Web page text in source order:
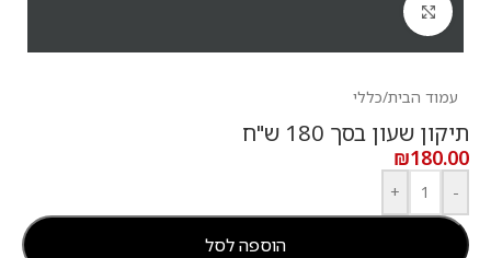
עמוד הבית/כללי
תיקון שעון בסך 180 ש"ח
₪180.00
-
+
הוספה לסל
לחץ להגדלה